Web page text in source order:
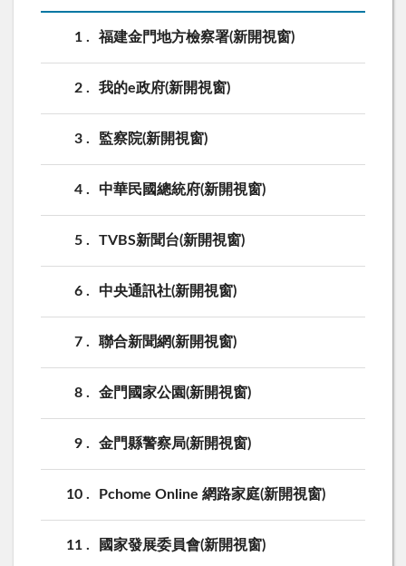
1 福建金門地方檢察署(新開視窗)
2 我的e政府(新開視窗)
3 監察院(新開視窗)
4 中華民國總統府(新開視窗)
5 TVBS新聞台(新開視窗)
6 中央通訊社(新開視窗)
7 聯合新聞網(新開視窗)
8 金門國家公園(新開視窗)
9 金門縣警察局(新開視窗)
10 Pchome Online 網路家庭(新開視窗)
11 國家發展委員會(新開視窗)